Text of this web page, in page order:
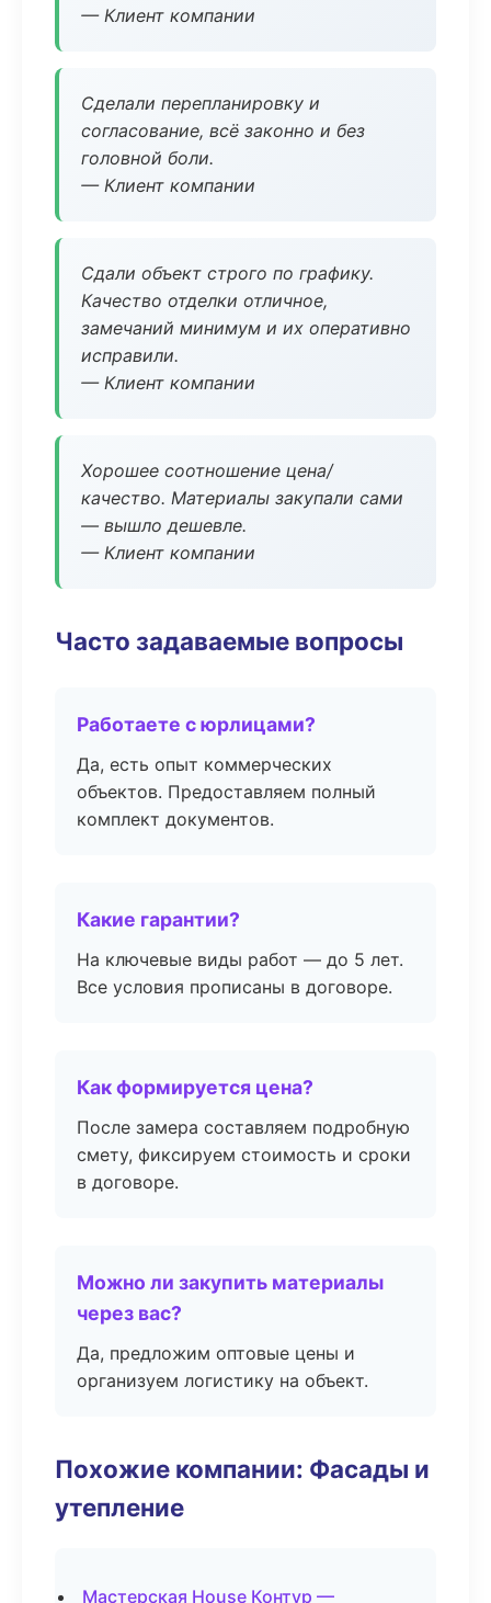
— Клиент компании
Сделали перепланировку и
согласование, всё законно и без
головной боли.
— Клиент компании
Сдали объект строго по графику.
Качество отделки отличное,
замечаний минимум и их оперативно
исправили.
— Клиент компании
Хорошее соотношение цена/
качество. Материалы закупали сами
— вышло дешевле.
— Клиент компании
Часто задаваемые вопросы
Работаете с юрлицами?
Да, есть опыт коммерческих
объектов. Предоставляем полный
комплект документов.
Какие гарантии?
На ключевые виды работ — до 5 лет.
Все условия прописаны в договоре.
Как формируется цена?
После замера составляем подробную
смету, фиксируем стоимость и сроки
в договоре.
Можно ли закупить материалы
через вас?
Да, предложим оптовые цены и
организуем логистику на объект.
Похожие компании: Фасады и
утепление
Мастерская House Контур —